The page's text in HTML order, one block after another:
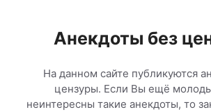
содержимомуАнекдоты без
На данном сайте публикуются
цензуры. Если Вы ещё
неинтересны такие анекдоты, то